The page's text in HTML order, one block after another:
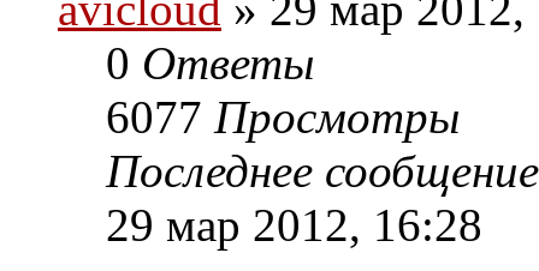
0 Ответы
6077 Просмотры
Последнее
29 мар 2012, 16:28